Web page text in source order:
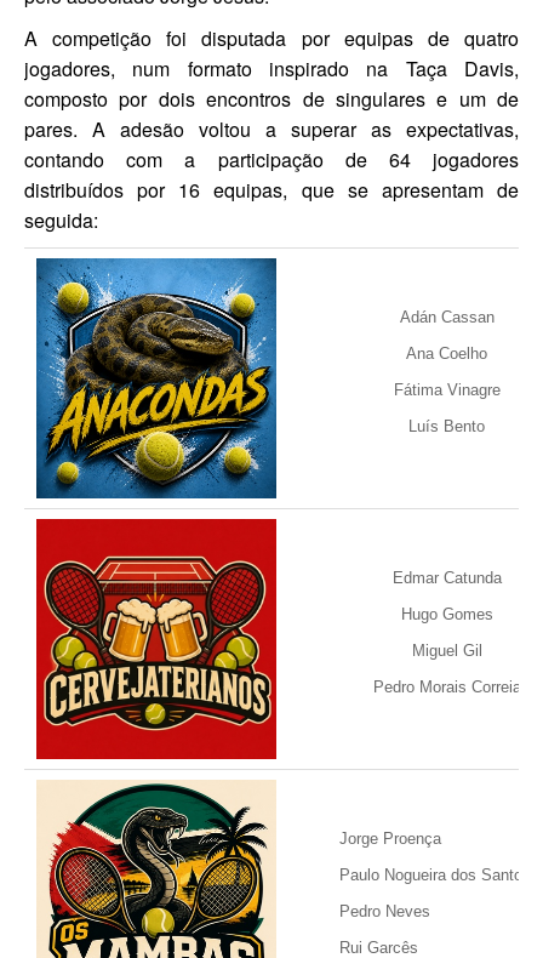
A competição foi disputada por equipas de quatro
jogadores, num formato inspirado na Taça Davis,
composto por dois encontros de singulares e um de
pares. A adesão voltou a superar as expectativas,
contando com a participação de 64 jogadores
distribuídos por 16 equipas, que se apresentam de
seguida:
Adán Cassan
Ana Coelho
Fátima Vinagre
Luís Bento
Edmar Catunda
Hugo Gomes
Miguel Gil
Pedro Morais Correia
Jorge Proença
Paulo Nogueira dos Santos
Pedro Neves
Rui Garcês